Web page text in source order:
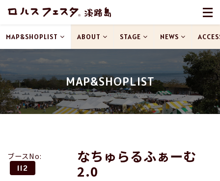
MAP&SHOPLIST
MAP&SHOPLIST ABOUT STAGE NEWS
ブースNo:
112
なちゅらるふぁーむ
2.0